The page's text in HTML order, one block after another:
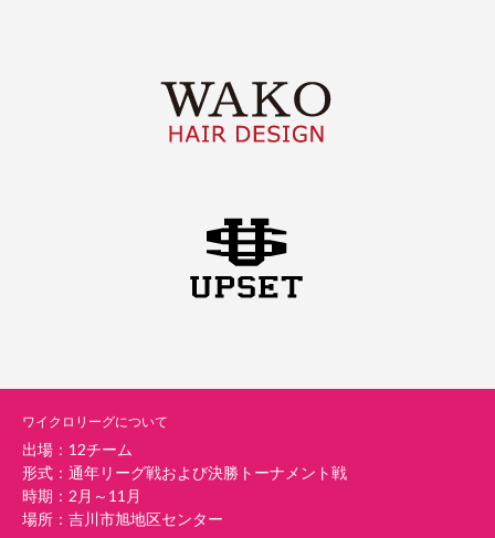
ワイクロリーグについて
出場：12チーム
形式：通年リーグ戦および決勝トーナメント戦
時期：2月～11月
場所：吉川市旭地区センター